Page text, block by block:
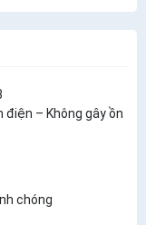
điện – Không gây ồn
chóng